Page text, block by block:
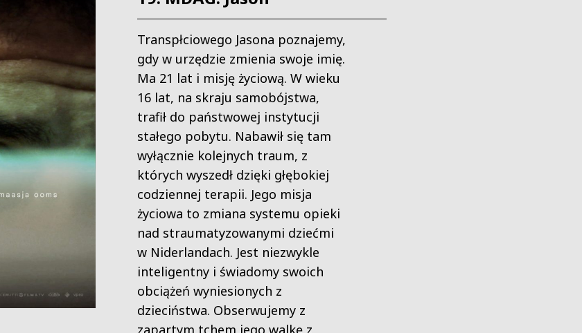
Transpłciowego Jasona poznajemy,
gdy w urzędzie zmienia swoje imię.
Ma 21 lat i misję życiową. W wieku
16 lat, na skraju samobójstwa,
trafił do państwowej instytucji
stałego pobytu. Nabawił się tam
wyłącznie kolejnych traum, z
których wyszedł dzięki głębokiej
codziennej terapii. Jego misja
życiowa to zmiana systemu opieki
nad straumatyzowanymi dziećmi
w Niderlandach. Jest niezwykle
inteligentny i świadomy swoich
obciążeń wyniesionych z
dzieciństwa. Obserwujemy z
zapartym tchem jego walkę z